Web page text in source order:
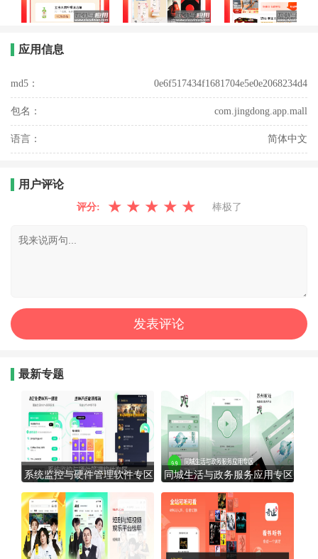
应用信息
md5： 0e6f517434f1681704e5e0e2068234d4
包名： com.jingdong.app.mall
语言： 简体中文
用户评论
评分: ★ ★ ★ ★ ★ 棒极了
最新专题
系统监控与硬件管理软件专区 同城生活与政务服务应用专区